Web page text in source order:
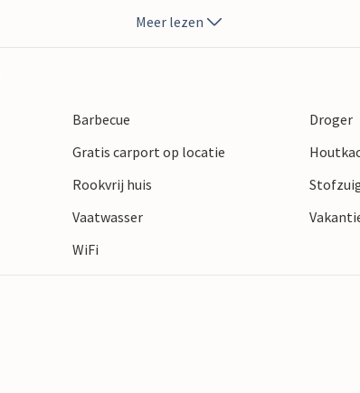
Meer lezen
Barbecue
Droger
Gratis carport op locatie
Rookvrij huis
Vaatwasser
WiFi